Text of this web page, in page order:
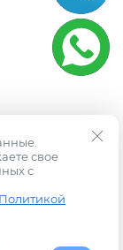
свое
с
Политикой